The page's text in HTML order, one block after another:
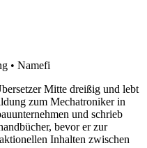
• Namefi
Mitte dreißig und lebt
zum Mechatroniker in
und schrieb
bevor er zur
Inhalten zwischen